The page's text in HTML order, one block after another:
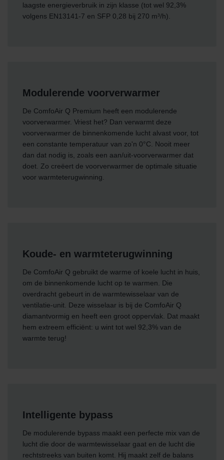
laagste energieverbruik in zijn klasse (tot wel 92,3%
volgens EN13141-7 en SFP 0,28 bij 270 m³/h).
Modulerende voorverwarmer
De ComfoAir Q Premium heeft een modulerende
voorverwarmer. Vriest het? Dan verwarmt deze
voorverwarmer de binnenkomende lucht alvast voor, tot
een constante temperatuur van zo'n 0°C. Nooit meer
dan dat nodig is, zoals een aan/uit-voorverwarmer dat
doet. Zo creëert de voorverwarmer de optimale situatie
voor warmteterugwinning.
Koude- en warmteterugwinning
De ComfoAir Q gebruikt de warme of koele lucht in huis,
om de binnenkomende lucht op te warmen. Die
overdracht gebeurt in de warmtewisselaar van de
ventilatie-unit. Deze wisselaar is bij de ComfoAir Q
diamantvormig en heeft een groot oppervlak. Dat maakt
hem extreem efficiënt: u wint tot wel 92,3% van de
warmte terug!
Intelligente bypass
De modulerende bypass maakt een perfecte mix van de
lucht die door de warmtewisselaar gaat en de lucht die
rechtstreeks van buiten komt. Hij maakt zelf de balans